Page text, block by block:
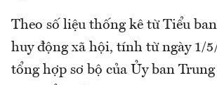
Theo số liệu thống kê từ Tiểu
huy động xã hội, tính từ ngày 1/
tổng hợp sơ bộ của Ủy ban